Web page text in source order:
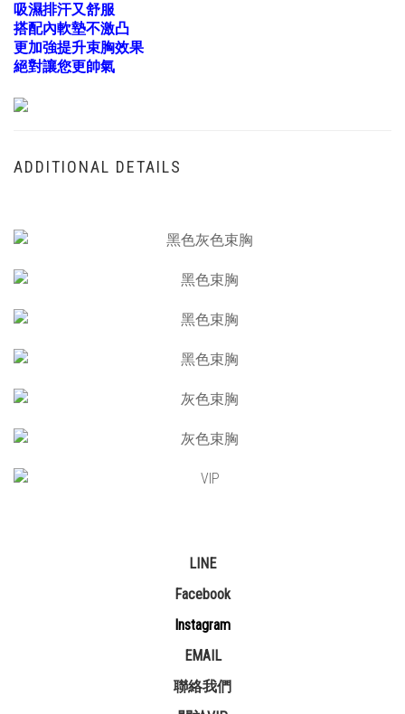
吸濕排汗又舒服
搭配內軟墊不激凸
更加強提升束胸效果
絕對讓您更帥氣
ADDITIONAL DETAILS
LINE
Facebook
Instagram
EMAIL
聯絡我們